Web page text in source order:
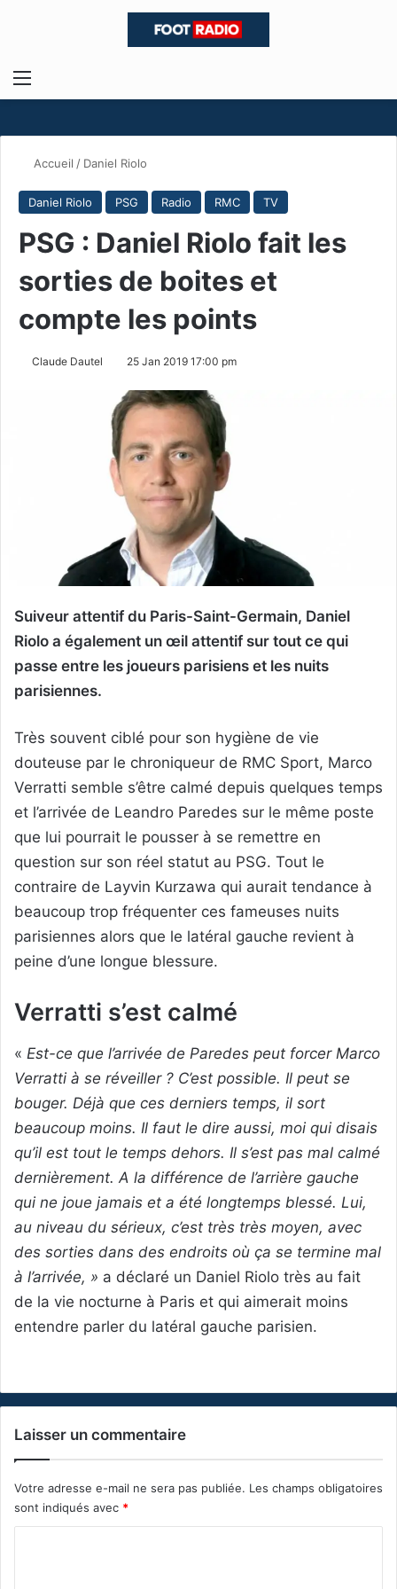
Menu
Accueil / Daniel Riolo
Daniel Riolo PSG Radio RMC TV
PSG : Daniel Riolo fait les
sorties de boites et
compte les points
Claude Dautel 25 Jan 2019 17:00 pm
Suiveur attentif du Paris-Saint-Germain, Daniel
Riolo a également un œil attentif sur tout ce qui
passe entre les joueurs parisiens et les nuits
parisiennes.
Très souvent ciblé pour son hygiène de vie
douteuse par le chroniqueur de RMC Sport, Marco
Verratti semble s’être calmé depuis quelques temps
et l’arrivée de Leandro Paredes sur le même poste
que lui pourrait le pousser à se remettre en
question sur son réel statut au PSG. Tout le
contraire de Layvin Kurzawa qui aurait tendance à
beaucoup trop fréquenter ces fameuses nuits
parisiennes alors que le latéral gauche revient à
peine d’une longue blessure.
Verratti s’est calmé
« Est-ce que l’arrivée de Paredes peut forcer Marco
Verratti à se réveiller ? C’est possible. Il peut se
bouger. Déjà que ces derniers temps, il sort
beaucoup moins. Il faut le dire aussi, moi qui disais
qu’il est tout le temps dehors. Il s’est pas mal calmé
dernièrement. A la différence de l’arrière gauche
qui ne joue jamais et a été longtemps blessé. Lui,
au niveau du sérieux, c’est très très moyen, avec
des sorties dans des endroits où ça se termine mal
à l’arrivée, » a déclaré un Daniel Riolo très au fait
de la vie nocturne à Paris et qui aimerait moins
entendre parler du latéral gauche parisien.
Laisser un commentaire
Votre adresse e-mail ne sera pas publiée. Les champs obligatoires
sont indiqués avec *